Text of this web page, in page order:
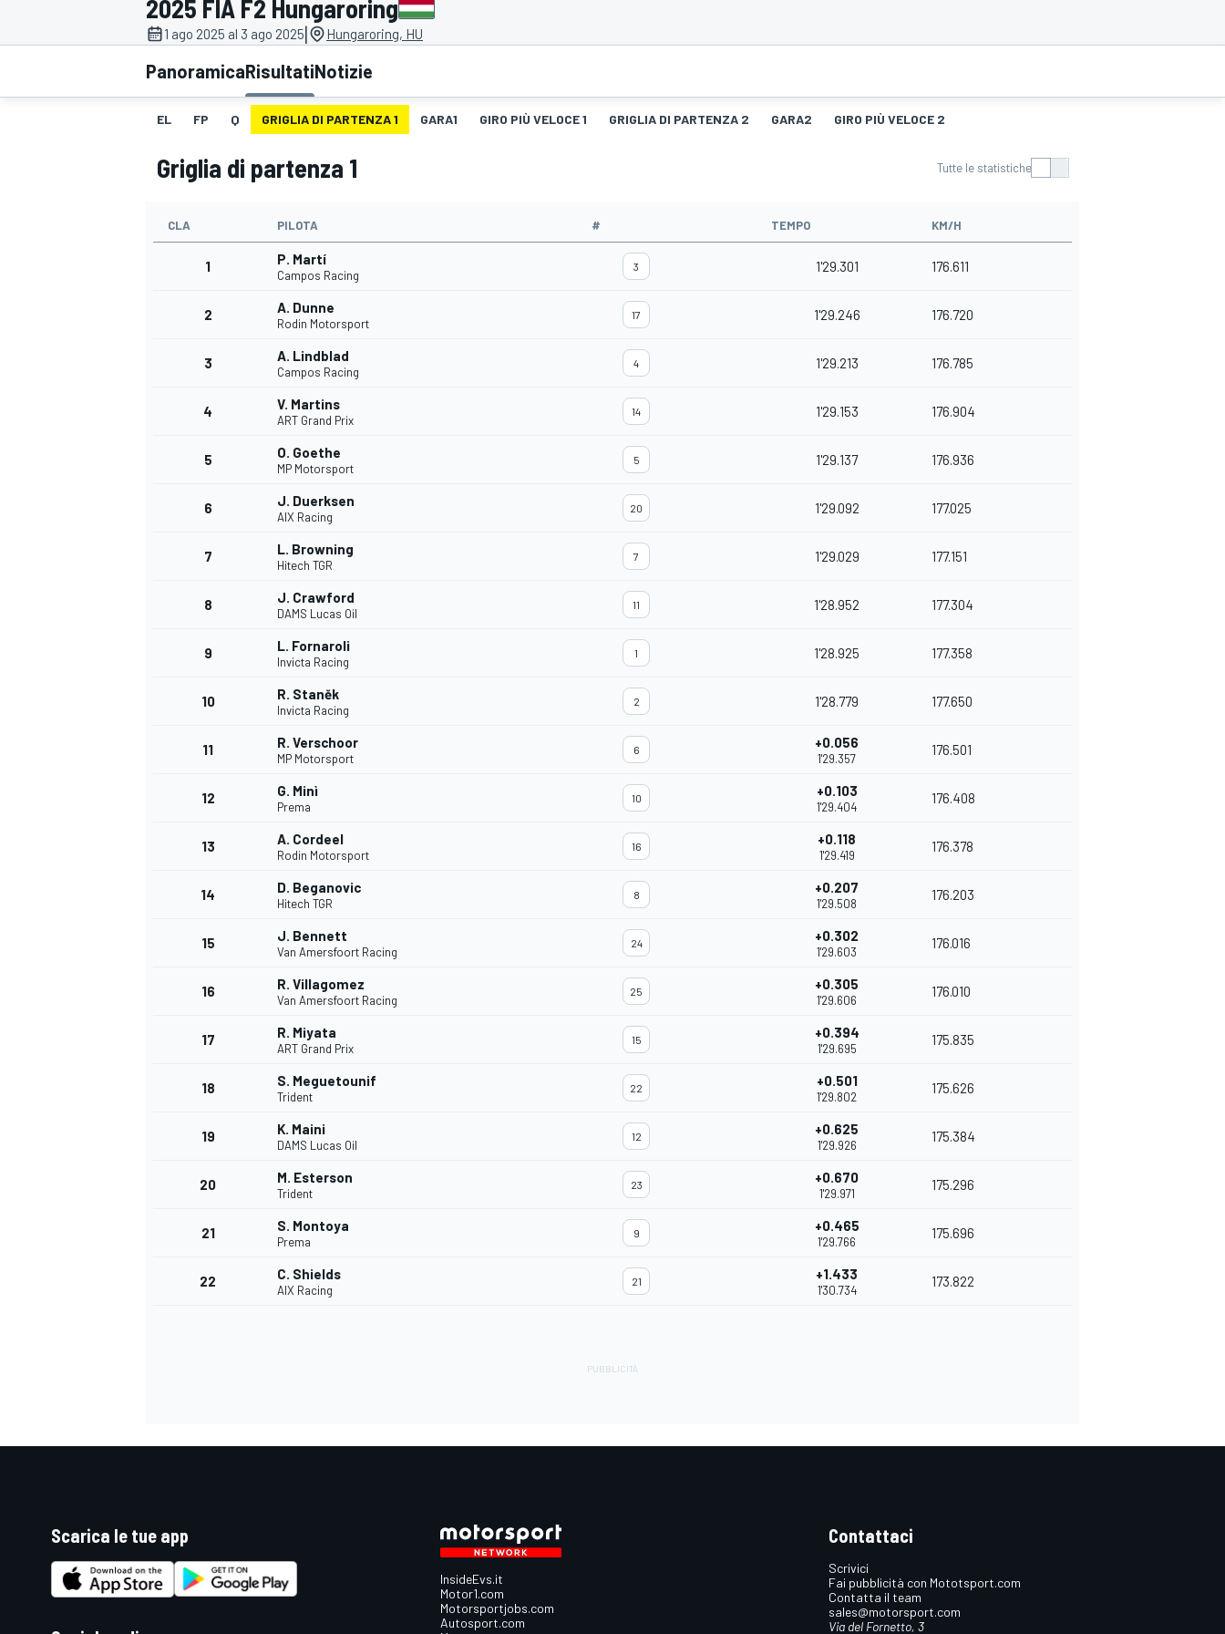
MOTOGP WEC
WRC
MONOPOSTO
2025 FIA F2 Hungaroring
1 ago 2025 al 3 ago 2025| Hungaroring, HU
PanoramicaRisultatiNotizie
EL FP Q GRIGLIA DI PARTENZA 1 GARA1 GIRO PIÙ VELOCE 1 GRIGLIA DI PARTENZA 2 GARA2 GIRO PIÙ VELOCE 2
Griglia di partenza 1 Tutte le statistiche
CLA PILOTA # TEMPO KM/H
1 P. Martí
Campos Racing
3 1'29.301 176.611
2 A. Dunne
Rodin Motorsport
17 1'29.246 176.720
3 A. Lindblad
Campos Racing
4 1'29.213 176.785
4 V. Martins
ART Grand Prix
14 1'29.153 176.904
5 O. Goethe
MP Motorsport
5 1'29.137 176.936
6 J. Duerksen
AIX Racing
20 1'29.092 177.025
7 L. Browning
Hitech TGR
7 1'29.029 177.151
8 J. Crawford
DAMS Lucas Oil
11 1'28.952 177.304
9 L. Fornaroli
Invicta Racing
1 1'28.925 177.358
10 R. Staněk
Invicta Racing
2 1'28.779 177.650
11 R. Verschoor
MP Motorsport
6 +0.056
1'29.357
176.501
12 G. Minì
Prema
10 +0.103
1'29.404
176.408
13 A. Cordeel
Rodin Motorsport
16 +0.118
1'29.419
176.378
14 D. Beganovic
Hitech TGR
8 +0.207
1'29.508
176.203
15 J. Bennett
Van Amersfoort Racing
24 +0.302
1'29.603
176.016
16 R. Villagomez
Van Amersfoort Racing
25 +0.305
1'29.606
176.010
17 R. Miyata
ART Grand Prix
15 +0.394
1'29.695
175.835
18 S. Meguetounif
Trident
22 +0.501
1'29.802
175.626
19 K. Maini
DAMS Lucas Oil
12 +0.625
1'29.926
175.384
20 M. Esterson
Trident
23 +0.670
1'29.971
175.296
21 S. Montoya
Prema
9 +0.465
1'29.766
175.696
22 C. Shields
AIX Racing
21 +1.433
1'30.734
173.822
Scarica le tue app
InsideEvs.it
Motor1.com
Motorsportjobs.com
Autosport.com
Contattaci
Scrivici
Fai pubblicità con Mototsport.com
Contatta il team
sales@motorsport.com
Via del Fornetto, 3